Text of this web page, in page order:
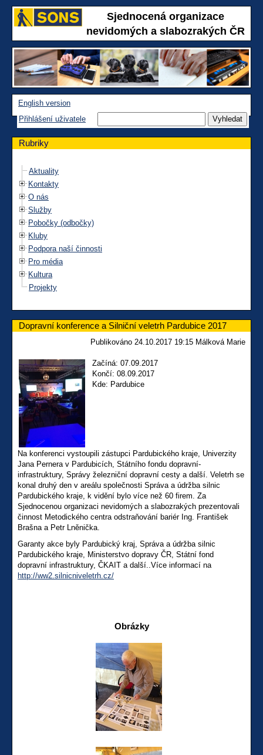
Sjednocená organizace
nevidomých a slabozrakých ČR
English version
Přihlášení uživatele
Rubriky
Aktuality
Kontakty
O nás
Služby
Pobočky (odbočky)
Kluby
Podpora naší činnosti
Pro média
Kultura
Projekty
Dopravní konference a Silniční veletrh Pardubice 2017
Publikováno 24.10.2017 19:15 Málková Marie
Začíná: 07.09.2017
Končí: 08.09.2017
Kde: Pardubice
Na konferenci vystoupili zástupci Pardubického kraje, Univerzity
Jana Pernera v Pardubicích, Státního fondu dopravní­
infrastruktury, Správy železniční dopravní cesty a další. Veletrh se
konal druhý den v areálu společnosti Správa a údržba silnic
Pardubického kraje, k vidění bylo více než 60 firem. Za
Sjednocenou organizaci nevidomých a slabozrakých prezentovali
činnost Metodického centra odstraňování bariér Ing. František
Brašna a Petr Lněnička.
Garanty akce byly Pardubický kraj, Správa a údržba silnic
Pardubického kraje, Ministerstvo dopravy ČR, Státní­ fond
dopravní­ infrastruktury, ČKAIT a další..Více informací na
http://ww2.silnicniveletrh.cz/
Obrázky